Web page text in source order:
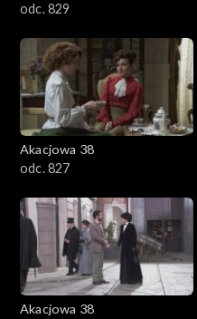
odc. 829
Akacjowa 38
odc. 827
Akacjowa 38